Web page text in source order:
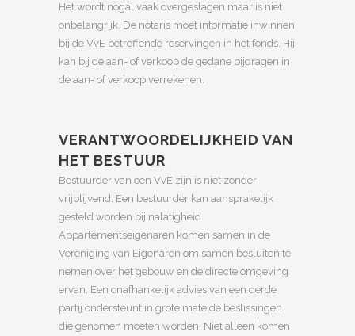
Het wordt nogal vaak overgeslagen maar is niet
onbelangrijk. De notaris moet informatie inwinnen
bij de VvE betreffende reservingen in het fonds. Hij
kan bij de aan- of verkoop de gedane bijdragen in
de aan- of verkoop verrekenen.
VERANTWOORDELIJKHEID VAN
HET BESTUUR
Bestuurder van een VvE zijn is niet zonder
vrijblijvend. Een bestuurder kan aansprakelijk
gesteld worden bij nalatigheid.
Appartementseigenaren komen samen in de
Vereniging van Eigenaren om samen besluiten te
nemen over het gebouw en de directe omgeving
ervan. Een onafhankelijk advies van een derde
partij ondersteunt in grote mate de beslissingen
die genomen moeten worden. Niet alleen komen